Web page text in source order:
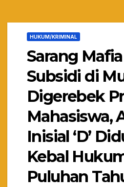
HUKUM/KRIMINAL
Sarang
Subsidi di
Digerebek
Mahasiswa,
Inisial ‘D’
Kebal
Puluhan